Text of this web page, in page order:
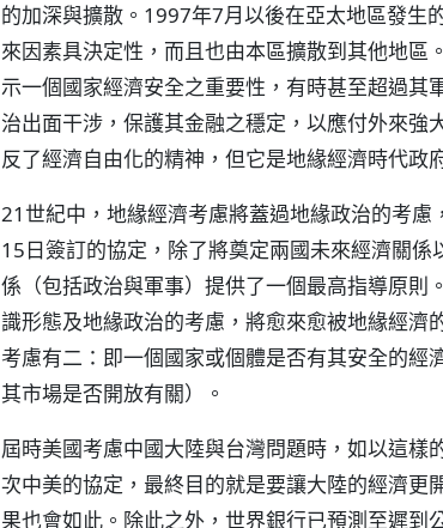
的加深與擴散。1997年7月以後在亞太地區發生
來因素具決定性，而且也由本區擴散到其他地
示一個國家經濟安全之重要性，有時甚至超過
治出面干涉，保護其金融之穩定，以應付外來
反了經濟自由化的精神，但它是地緣經濟時代政
21世紀中，地緣經濟考慮將蓋過地緣政治的考
15日簽訂的協定，除了將奠定兩國未來經濟關
係（包括政治與軍事）提供了一個最高指導原
識形態及地緣政治的考慮，將愈來愈被地緣經
考慮有二：即一個國家或個體是否有其安全的
其市場是否開放有關）。
屆時美國考慮中國大陸與台灣問題時，如以這
次中美的協定，最終目的就是要讓大陸的經濟
果也會如此。除此之外，世界銀行已預測至遲